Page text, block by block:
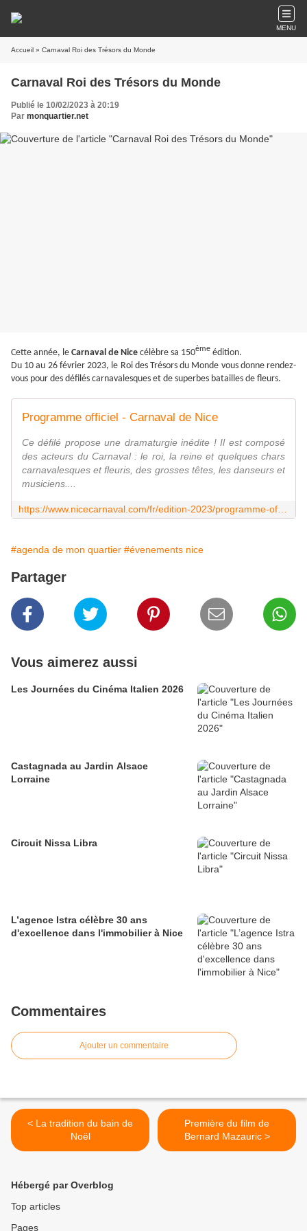
MENU
Accueil » Carnaval Roi des Trésors du Monde
Carnaval Roi des Trésors du Monde
Publié le 10/02/2023 à 20:19
Par monquartier.net
Cette année, le Carnaval de Nice célèbre sa 150ème édition.
Du 10 au 26 février 2023, le Roi des Trésors du Monde vous donne rendez-
vous pour des défilés carnavalesques et de superbes batailles de fleurs.
Programme officiel - Carnaval de Nice
Ce défilé propose une dramaturgie inédite ! Il est composé
des acteurs du Carnaval : le roi, la reine et quelques chars
carnavalesques et fleuris, des grosses têtes, les danseurs et
musiciens....
#agenda de mon quartier #évenements nice
Partager
Vous aimerez aussi
Les Journées du Cinéma Italien 2026
Castagnada au Jardin Alsace
Lorraine
Circuit Nissa Libra
L’agence Istra célèbre 30 ans
d'excellence dans l'immobilier à Nice
Commentaires
Ajouter un commentaire
< La tradition du bain de
Noël
Première du film de
Bernard Mazauric >
Hébergé par Overblog
Top articles
Pages